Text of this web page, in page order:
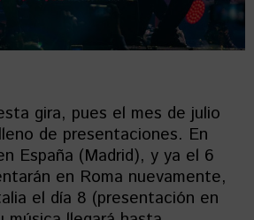
gira, pues el mes de julio
de presentaciones. En
España (Madrid), y ya el 6
en Roma nuevamente,
el día 8 (presentación en